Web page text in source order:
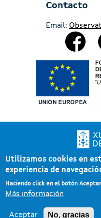
Contacto
Email:
Redes
Xunta de Galicia. Información
Pé Atención
Utilizamos cookies en
experiencia de
Haciendo click en el botón
Más información
Aceptar No, gracias